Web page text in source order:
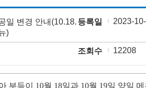
일 변경 안내(10.18.
)
등록일 2023-
조회수 12208
부득이 10월 18일과 10월 19일 양일